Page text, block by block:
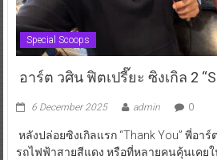
Special Scoops
อาร์ต วศิน ฟิตเปรี๊ยะ ซิงเกิล 2
6 December 2025 admin 0
หลังปล่อยซิงเกิลแรก “Thank You” พี่อา
รถไฟฟ้าสายสีแดง หรือที่หลายคนคุ้นเคย